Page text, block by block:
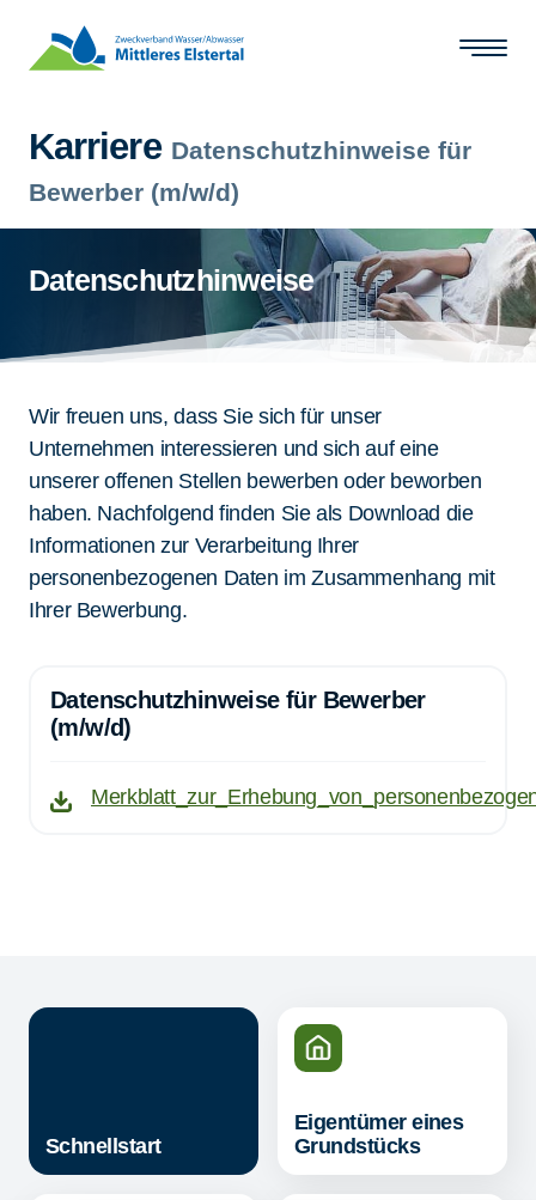
Karriere Datenschutzhinweise für
Bewerber (m/w/d)
Datenschutzhinweise
Wir freuen uns, dass Sie sich für unser
Unternehmen interessieren und sich auf eine
unserer offenen Stellen bewerben oder beworben
haben. Nachfolgend finden Sie als Download die
Informationen zur Verarbeitung Ihrer
personenbezogenen Daten im Zusammenhang mit
Ihrer Bewerbung.
Datenschutzhinweise für Bewerber
(m/w/d)
Schnellstart
Eigentümer eines
Grundstücks